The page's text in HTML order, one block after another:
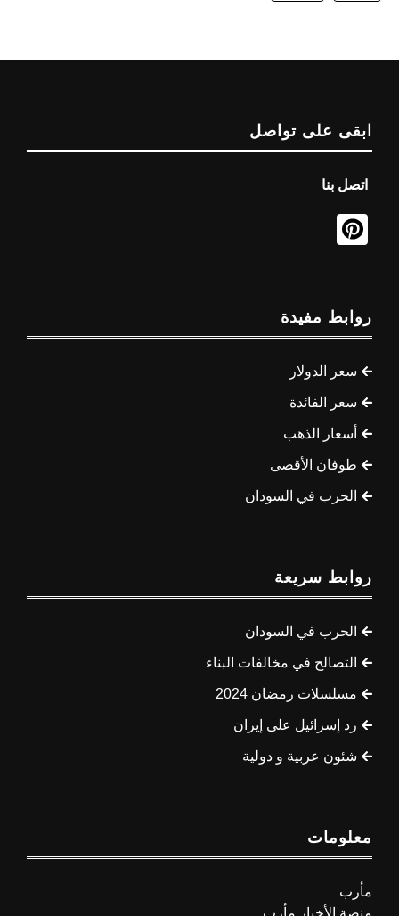
ابقى على تواصل
اتصل بنا
روابط مفيدة
سعر الدولار
سعر الفائدة
أسعار الذهب
طوفان الأقصى
الحرب في السودان
روابط سريعة
الحرب في السودان
التصالح في مخالفات البناء
مسلسلات رمضان 2024
رد إسرائيل على إيران
شئون عربية و دولية
معلومات
مأرب